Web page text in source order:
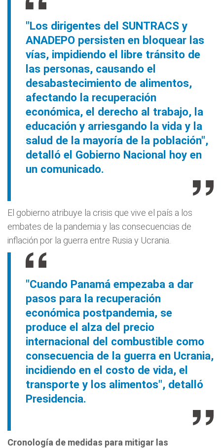
"Los dirigentes del SUNTRACS y
ANADEPO persisten en bloquear las
vías, impidiendo el libre tránsito de
las personas, causando el
desabastecimiento de alimentos,
afectando la recuperación
económica, el derecho al trabajo, la
educación y arriesgando la vida y la
salud de la mayoría de la población",
detalló el Gobierno Nacional hoy en
un comunicado.
El gobierno atribuye la crisis que vive el país a los
embates de la pandemia y las consecuencias de
inflación por la guerra entre Rusia y Ucrania.
"Cuando Panamá empezaba a dar
pasos para la recuperación
económica postpandemia, se
produce el alza del precio
internacional del combustible como
consecuencia de la guerra en Ucrania,
incidiendo en el costo de vida, el
transporte y los alimentos", detalló
Presidencia.
Cronología de medidas para mitigar las